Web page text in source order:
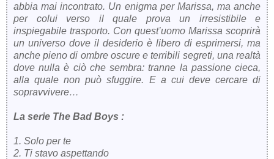
abbia mai incontrato. Un enigma per Marissa, ma anche
per colui verso il quale prova un irresistibile e
inspiegabile trasporto. Con quest’uomo Marissa scoprirà
un universo dove il desiderio è libero di esprimersi, ma
anche pieno di ombre oscure e terribili segreti, una realtà
dove nulla è ciò che sembra: tranne la passione cieca,
alla quale non può sfuggire. E a cui deve cercare di
sopravvivere…
La serie The Bad Boys :
1. Solo per te
2. Ti stavo aspettando